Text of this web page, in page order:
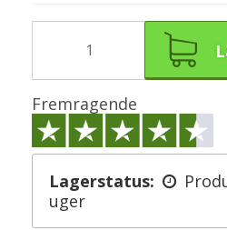
Fremragende
Lagerstatus:
uger